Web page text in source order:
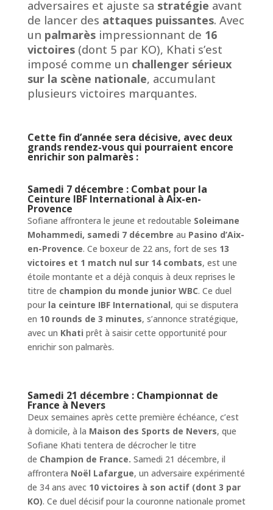
adversaires et ajuste sa stratégie avant
de lancer des attaques puissantes. Avec
un palmarèsimpressionnant de 16
victoires(dont 5 par KO), Khati s’est
imposé comme un challenger sérieux
sur la scène nationale, accumulant
plusieurs victoires marquantes.
Cette fin d’année sera décisive, avec deux
grands rendez-vous qui pourraient encore
enrichir son palmarès :
Samedi 7 décembre : Combat pour la
Ceinture IBF International à Aix-en-
Provence
Sofiane affrontera le jeune et redoutable Soleimane
Mohammedi, samedi 7 décembre au Pasino d’Aix-
en-Provence. Ce boxeur de 22 ans, fort de ses 13
victoires et 1 match nul sur 14 combats, est une
étoile montante et a déjà conquis à deux reprises le
titre de champion du monde junior WBC. Ce duel
pour la ceinture IBF International, qui se disputera
en 10 rounds de 3 minutes, s’annonce stratégique,
avec un Khati prêt à saisir cette opportunité pour
enrichir son palmarès.
Samedi 21 décembre : Championnat de
France à Nevers
Deux semaines après cette première échéance, c’est
à domicile, à la Maison des Sports de Nevers, que
Sofiane Khati tentera de décrocher le titre
de Champion de France. Samedi 21 décembre, il
affrontera Noël Lafargue, un adversaire expérimenté
de 34 ans avec 10 victoires à son actif (dont 3 par
KO). Ce duel décisif pour la couronne nationale promet